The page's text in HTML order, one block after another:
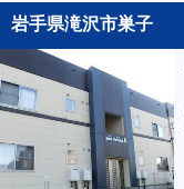
岩手県滝沢市巣子